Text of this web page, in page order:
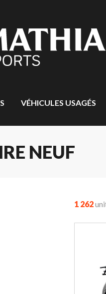
VÉHICULES USAGÉS
NEUF
1 262